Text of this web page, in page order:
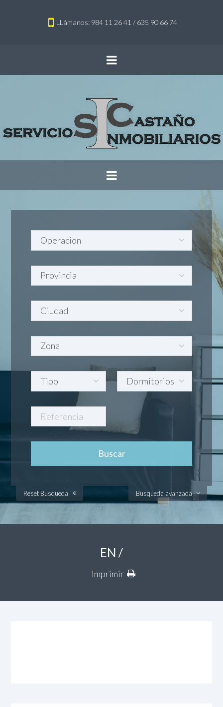
LLámanos: 984 11 26 41 / 635 90 66 74
Busqueda avanzada
Reset Busqueda
EN /
Imprimir